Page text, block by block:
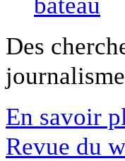
Des
En savoir
Revue du